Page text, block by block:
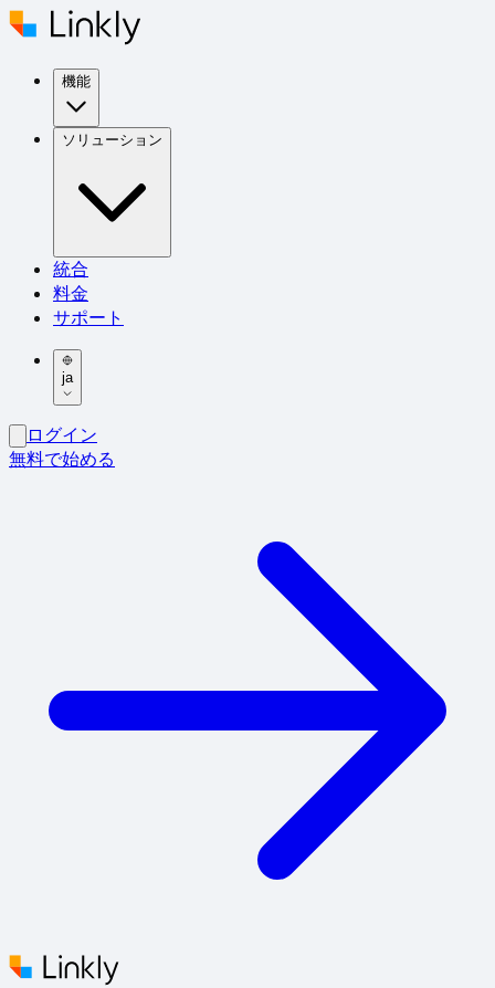
機能
ソリューション
統合
料金
サポート
ja
ログイン
無料で始める